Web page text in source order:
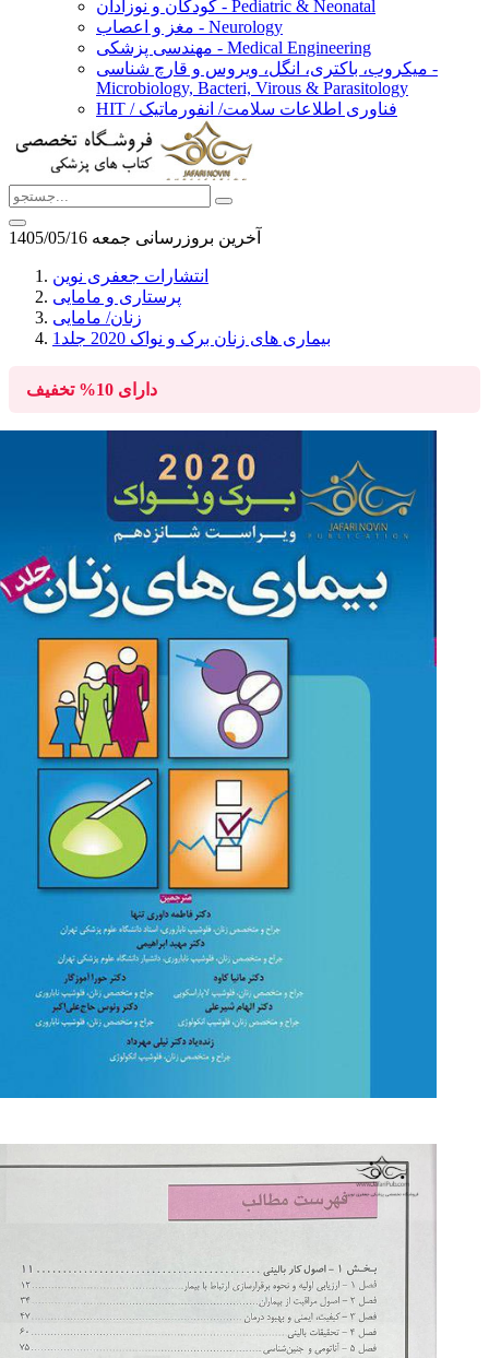
کودکان و نوزادان - Pediatric & Neonatal
مغز و اعصاب - Neurology
مهندسی پزشکی - Medical Engineering
میکروب، باکتری، انگل، ویروس و قارچ شناسی -
Microbiology, Bacteri, Virous & Parasitology
HIT / فناوری اطلاعات سلامت/ انفورماتیک
آخرین بروزرسانی جمعه 1405/05/16
انتشارات جعفری نوین
پرستاری و مامایی
زنان/ مامایی
بیماری های زنان برک و نواک 2020 جلد1
دارای 10% تخفیف